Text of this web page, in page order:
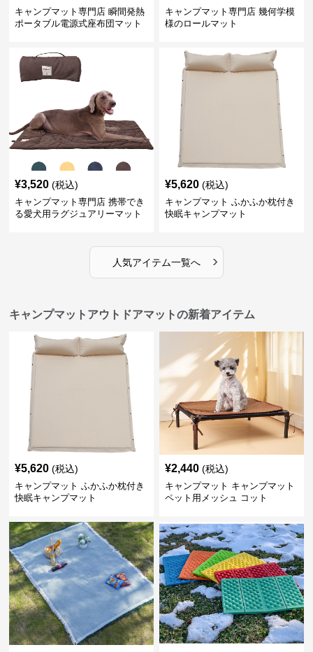
キャンプマット専門店 瞬間発熱
ポータブル電源式座布団マット
キャンプマット専門店 幾何学模
様のロールマット
¥3,520 (税込)
キャンプマット専門店 携帯でき
る愛犬用ラグジュアリーマット
¥5,620 (税込)
キャンプマット ふかふか枕付き
快眠キャンプマット
人気アイテム一覧へ ›
キャンプマットアウトドアマットの新着アイテム
¥5,620 (税込)
キャンプマット ふかふか枕付き
快眠キャンプマット
¥2,440 (税込)
キャンプマット キャンプマット
ペット用メッシュ コット